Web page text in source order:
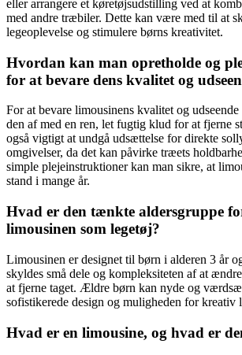
eller arrangere et køretøjsudstilling ved at
med andre træbiler. Dette kan være med til at
legeoplevelse og stimulere børns kreativitet.
Hvordan kan man opretholde og
for at bevare dens kvalitet og
For at bevare limousinens kvalitet og udseende
den af med en ren, let fugtig klud for at fjerne
også vigtigt at undgå udsættelse for direkte
omgivelser, da det kan påvirke træets
simple plejeinstruktioner kan man sikre, at
stand i mange år.
Hvad er den tænkte aldersgruppe
limousinen som legetøj?
Limousinen er designet til børn i alderen 3 år
skyldes små dele og kompleksiteten af ​​at
at fjerne taget. Ældre børn kan nyde og
sofistikerede design og muligheden for kreativ
Hvad er en limousine, og hvad er